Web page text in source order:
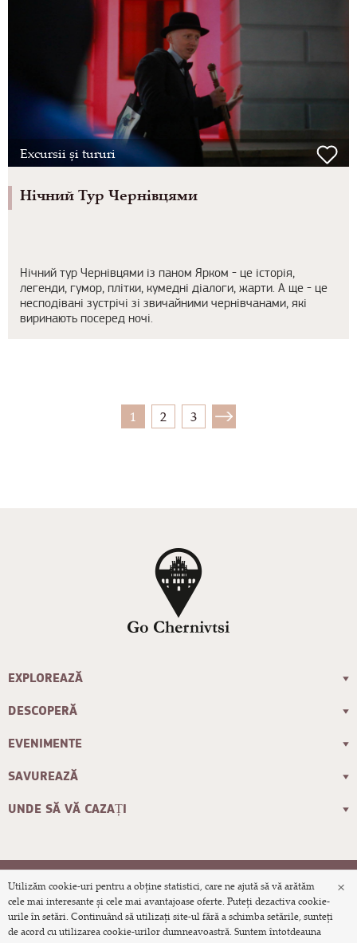
Excursii și tururi
Нічний Тур Чернівцями
Нічний тур Чернівцями із паном Ярком - це історія,
легенди, гумор, плітки, кумедні діалоги, жарти. А ще - це
несподівані зустрічі зі звичайними чернівчанами, які
виринають посеред ночі.
1 2 3
EXPLOREAZĂ
DESCOPERĂ
EVENIMENTE
SAVUREAZĂ
UNDE SĂ VĂ CAZAȚI
© 2026 Site-ul turistic oficial al orașului
Cernăuți
×
Utilizăm cookie-uri pentru a obține statistici, care ne ajută să vă arătăm
cele mai interesante și cele mai avantajoase oferte. Puteți dezactiva cookie-
urile în setări. Continuând să utilizați site-ul fără a schimba setările, sunteți
de acord cu utilizarea cookie-urilor dumneavoastră. Suntem întotdeauna